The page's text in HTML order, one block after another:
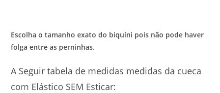
Escolha o tamanho exato do biquíni pois não pode haver
folga entre as perninhas.
A Seguir tabela de medidas medidas da cueca
com Elástico SEM Esticar: